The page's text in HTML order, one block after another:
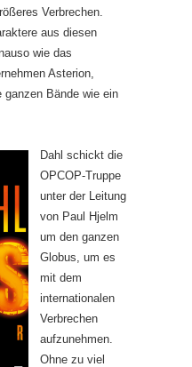
Verbrechen.
aus diesen
wie das
Asterion,
Bände wie ein
Dahl schickt die
OPCOP-Truppe
unter der Leitung
von Paul Hjelm
um den ganzen
Globus, um es
mit dem
internationalen
Verbrechen
aufzunehmen.
Ohne zu viel